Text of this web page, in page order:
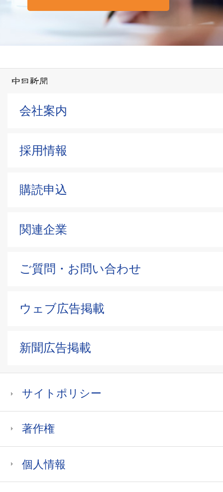
会社案内
採用情報
購読申込
関連企業
ご質問・お問い合わせ
ウェブ広告掲載
新聞広告掲載
サイトポリシー
著作権
個人情報